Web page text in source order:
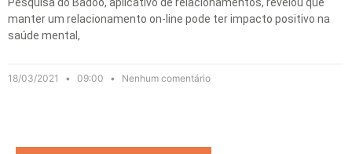
manter um relacionamento on-line pode ter impacto positivo na
saúde mental,
18/03/2021 09:00 Nenhum comentário